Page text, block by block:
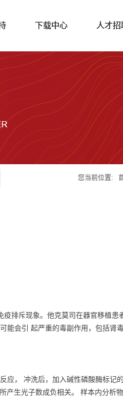
下载中心 人才招
您当前位置:
排斥现象。他克莫司在器官移植患
能会引 起严重的毒副作用，包括肾
， 冲洗后，加入碱性磷酸酶标记
产生光子数成负相关。 样本内分析